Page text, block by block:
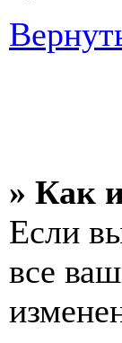
» Как
Если
все